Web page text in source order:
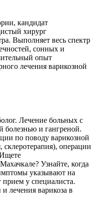
кандидат
хирург
Выполняет весь спектр
сонных и
опыт
лечения варикозной
Лечение больных с
болезнью и гангреной.
по поводу варикозной
операции
Узнайте, когда
указывают на
у специалиста.
лечения варикоза в